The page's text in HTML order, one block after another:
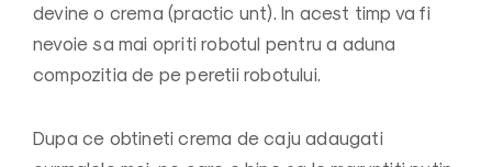
devine o crema (practic unt). In acest timp va fi
nevoie sa mai opriti robotul pentru a aduna
compozitia de pe peretii robotului.
Dupa ce obtineti crema de caju adaugati